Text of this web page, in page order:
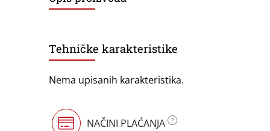
Tehničke karakteristike
Nema upisanih karakteristika.
NAČINI PLAĆANJA
Broj telefona